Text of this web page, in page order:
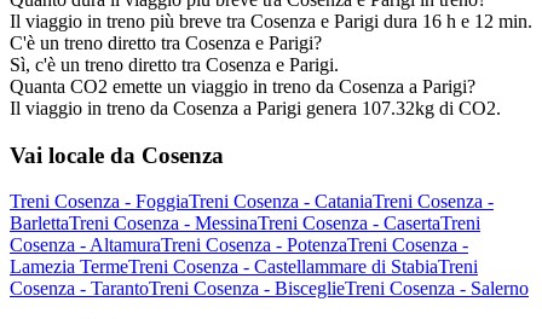
Il viaggio in treno più breve tra Cosenza e Parigi dura 16 h e 12 min.
C'è un treno diretto tra Cosenza e Parigi?
Sì, c'è un treno diretto tra Cosenza e Parigi.
Quanta CO2 emette un viaggio in treno da Cosenza a Parigi?
Il viaggio in treno da Cosenza a Parigi genera 107.32kg di CO2.
Vai locale da Cosenza
Treni Cosenza - FoggiaTreni Cosenza - CataniaTreni Cosenza -
BarlettaTreni Cosenza - MessinaTreni Cosenza - CasertaTreni
Cosenza - AltamuraTreni Cosenza - PotenzaTreni Cosenza -
Lamezia TermeTreni Cosenza - Castellammare di StabiaTreni
Cosenza - TarantoTreni Cosenza - BisceglieTreni Cosenza - Salerno